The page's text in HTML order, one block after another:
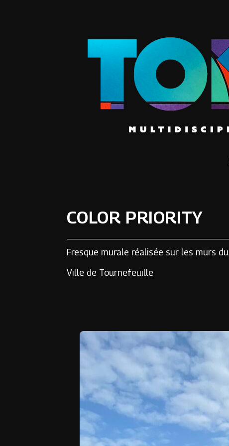
COLOR PRIORITY
Fresque murale réalisée sur les murs
Ville de Tournefeuille